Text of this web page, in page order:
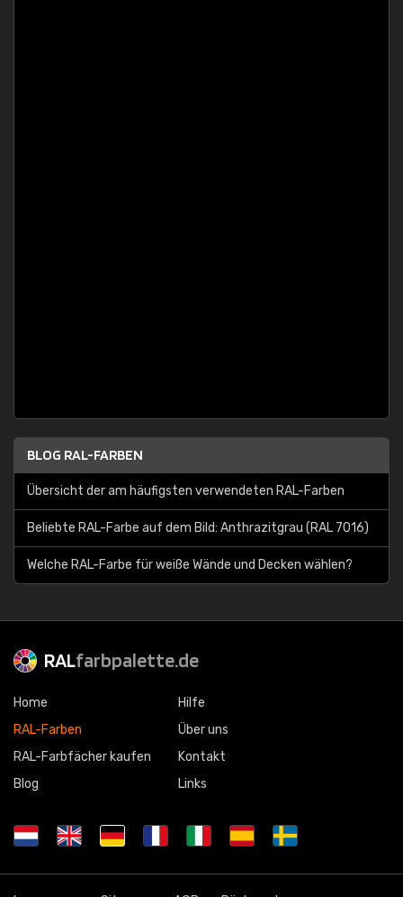
BLOG RAL-FARBEN
Übersicht der am häufigsten verwendeten RAL-Farben
Beliebte RAL-Farbe auf dem Bild: Anthrazitgrau (RAL 7016)
Welche RAL-Farbe für weiße Wände und Decken wählen?
RALfarbpalette.de
Home
RAL-Farben
RAL-Farbfächer kaufen
Blog
Hilfe
Über uns
Kontakt
Links